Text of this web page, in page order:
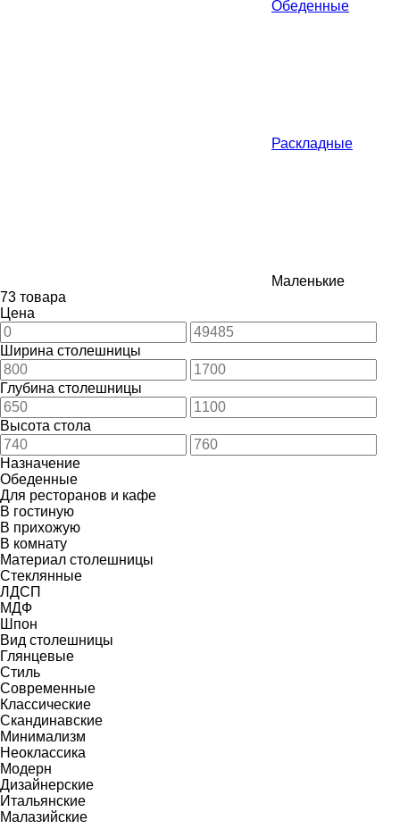
Обеденные
Раскладные
Маленькие
73 товара
Цена
Ширина столешницы
Глубина столешницы
Высота стола
Назначение
Обеденные
Для ресторанов и кафе
В гостиную
В прихожую
В комнату
Материал столешницы
Стеклянные
ЛДСП
МДФ
Шпон
Вид столешницы
Глянцевые
Стиль
Современные
Классические
Скандинавские
Минимализм
Неоклассика
Модерн
Дизайнерские
Итальянские
Малазийские